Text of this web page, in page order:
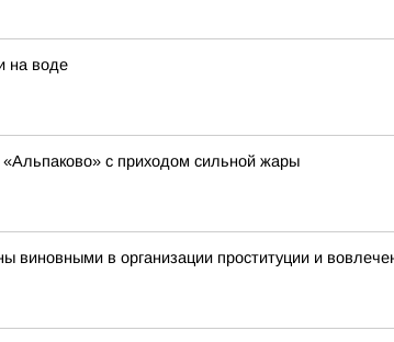
на воде
с приходом сильной жары
виновными в организации проституции и